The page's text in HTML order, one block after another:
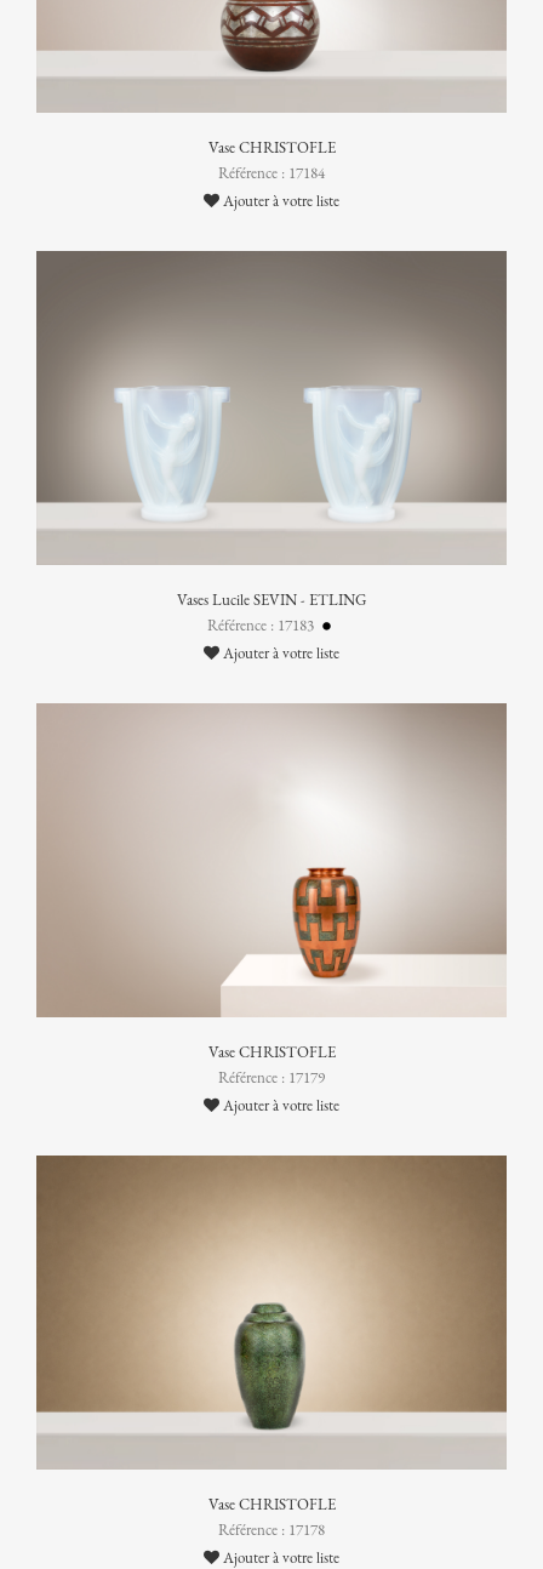
Vase CHRISTOFLE
Référence : 17184
Ajouter à votre liste
Vases Lucile SEVIN - ETLING
Référence : 17183
Ajouter à votre liste
Vase CHRISTOFLE
Référence : 17179
Ajouter à votre liste
Vase CHRISTOFLE
Référence : 17178
Ajouter à votre liste